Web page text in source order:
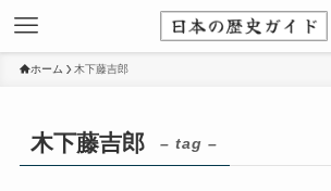
ホーム 木下藤吉郎
木下藤吉郎 – tag –